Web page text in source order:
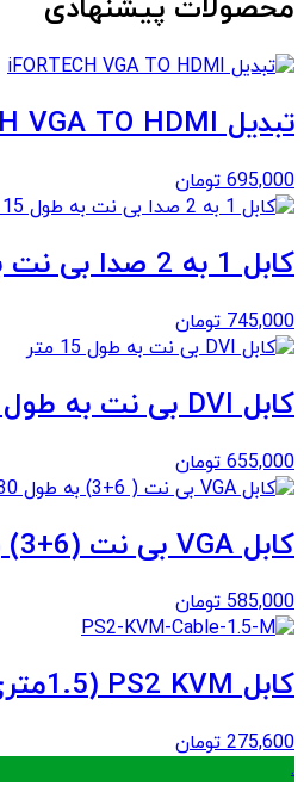
محصولات پیشنهادی
تبدیل iFORTECH VGA TO HDMI
695,000 تومان
کابل 1 به 2 صدا بی نت به طول 15 متر
745,000 تومان
کابل DVI بی نت به طول 15 متر
655,000 تومان
کابل VGA بی نت (6+3) به طول 10متر
585,000 تومان
کابل PS2 KVM (1.5متری)
275,600 تومان
.